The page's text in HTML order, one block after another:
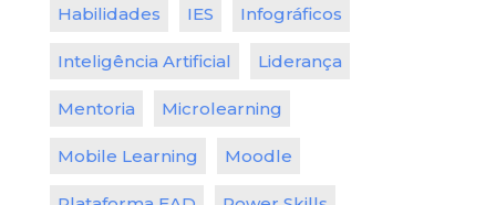
Habilidades IES Infográficos
Inteligência Artificial Liderança
Mentoria Microlearning
Mobile Learning Moodle